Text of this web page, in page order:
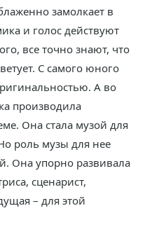
замолкает в
и голос действуют
все точно знают, что
С самого юного
А во
производила
Она стала музой для
роль музы для нее
Она упорно развивала
сценарист,
– для этой